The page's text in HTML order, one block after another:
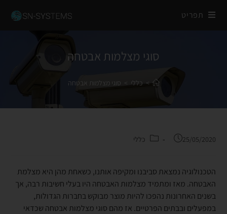
תפריט
סוגי מצלמות אבטחה
> כללי > סוגי מצלמות אבטחה
25/05/2020 כללי
הטכנולוגיה נמצאת סביבנו ומקיפה אותנו, כשאחת מהן היא מצלמת
האבטחה. מאז ומתמיד מצלמות האבטחה היו בעלי חשיבות רבה, אך
בשנים האחרונות נהפכו להיות מוצר מבוקש בחברות הגדולות,
במפעלים ובבתים הפרטיים. אז מהם סוגי מצלמות אבטחה שכדאי